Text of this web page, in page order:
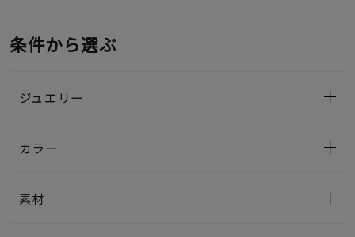
条件から選ぶ
ジュエリー
カラー
素材